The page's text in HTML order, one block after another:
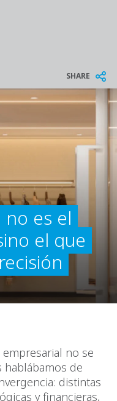
SHARE
no es el
el que
no se
hablábamos de
distintas
y financieras,